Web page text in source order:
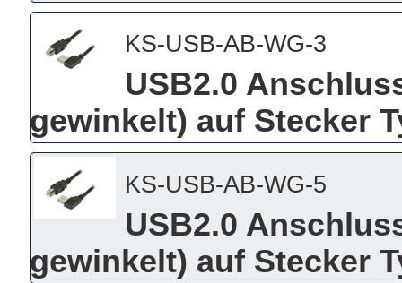
KS-USB-AB-WG-3
USB2.0
gewinkelt) auf Stecker
KS-USB-AB-WG-5
USB2.0
gewinkelt) auf Stecker